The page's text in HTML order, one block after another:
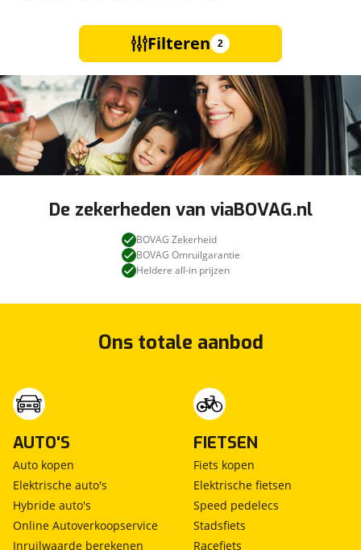
Filteren 2
De zekerheden van viaBOVAG.nl
BOVAG Zekerheid
BOVAG Omruilgarantie
Heldere all-in prijzen
Ons totale aanbod
AUTO'S
Auto kopen
Elektrische auto's
Hybride auto's
Online Autoverkoopservice
Inruilwaarde berekenen
FIETSEN
Fiets kopen
Elektrische fietsen
Speed pedelecs
Stadsfiets
Racefiets